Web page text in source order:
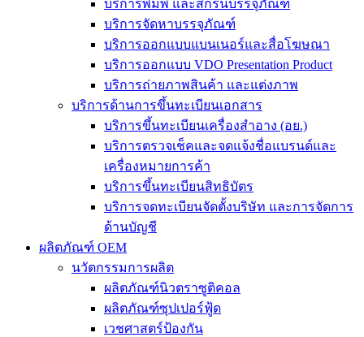
บริการพิมพ์ และสกรีนบรรจุภัณฑ์
บริการจัดหาบรรจุภัณฑ์
บริการออกแบบแบนเนอร์และสื่อโฆษณา
บริการออกแบบ VDO Presentation Product
บริการถ่ายภาพสินค้า และแต่งภาพ
บริการด้านการขึ้นทะเบียนเอกสาร
บริการขึ้นทะเบียนเครื่องสำอาง (อย.)
บริการตรวจเช็คและจดแจ้งชื่อแบรนด์และ
เครื่องหมายการค้า
บริการขึ้นทะเบียนสิทธิบัตร
บริการจดทะเบียนจัดตั้งบริษัท และการจัดการ
ด้านบัญชี
ผลิตภัณฑ์ OEM
นวัตกรรมการผลิต
ผลิตภัณฑ์นิวตราซูติคอล
ผลิตภัณฑ์ซุปเปอร์ฟู้ด
เวชศาสตร์ป้องกัน